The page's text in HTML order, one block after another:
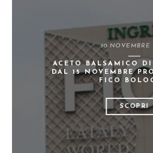
10 NOVEMBRE
ACETO BALSAMICO
DAL 15 NOVEMBRE
FICO
SCOPRI